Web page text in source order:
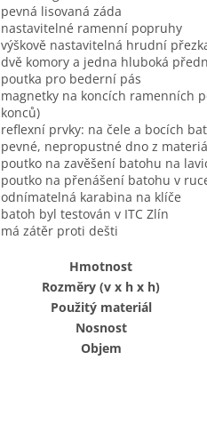
pevná lisovaná záda
nastavitelné ramenní popruhy
výškově nastavitelná hrudní
dvě komory a jedna hluboká
poutka pro bederní pás
magnetky na koncích ramenních
konců)
reflexní prvky: na čele a bocích
pevné, nepropustné dno z
poutko na zavěšení batohu na
poutko na přenášení batohu v
odnímatelná karabina na klíče
batoh byl testován v ITC Zlín
má zátěr proti dešti
Hmotnost
Rozměry (v x h x h)
Použitý materiál
Nosnost
Objem